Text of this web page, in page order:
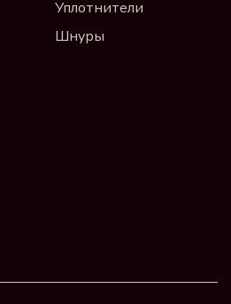
Уплотнители
Шнуры